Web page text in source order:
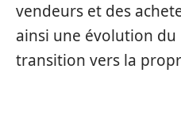
vendeurs et des
ainsi une évolution du
transition vers la